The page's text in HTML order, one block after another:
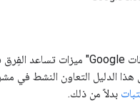
هذا الدليل التعاون النشط
بدلاً من ذلك.